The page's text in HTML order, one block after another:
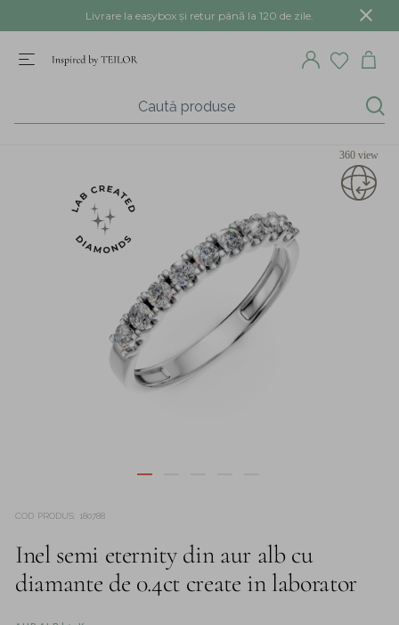
Livrare la easybox și retur până la 120 de zile.
360 view
COD PRODUS 180788
Inel semi eternity din aur alb cu
diamante de 0.4ct create in laborator